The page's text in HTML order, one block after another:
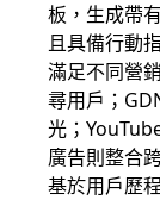
板，生成帶
且具備行動
滿足不同營
尋用戶；
光；
廣告則整合
基於用戶歷